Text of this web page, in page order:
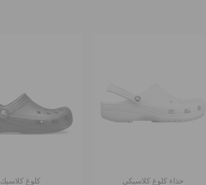
كلوغ كلاسيك حذاء كلوغ كلاسيكي